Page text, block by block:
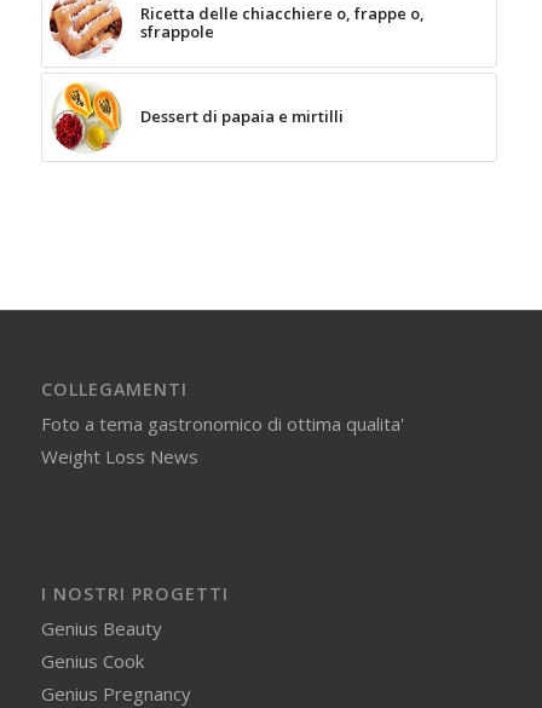
Ricetta delle chiacchiere o, frappe o,
sfrappole
Dessert di papaia e mirtilli
COLLEGAMENTI
Foto a tema gastronomico di ottima qualita'
Weight Loss News
I NOSTRI PROGETTI
Genius Beauty
Genius Cook
Genius Pregnancy